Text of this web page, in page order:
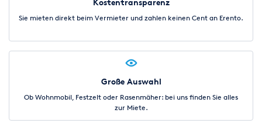
Kostentransparenz
Sie mieten direkt beim Vermieter und zahlen keinen Cent an Erento.
Große Auswahl
Ob Wohnmobil, Festzelt oder Rasenmäher: bei uns finden Sie alles
zur Miete.